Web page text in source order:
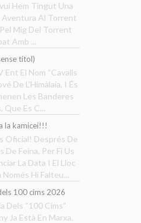
Hem Tingut Una
Aventura Al Torrent
Mig Del Torrent
Amb ...
títol)
Ent El Nom “Cavalls
De L’Himàlaia, I És
Les Banderes
Que Es C...
la kamicei!!!
Oficial! Després De
De Feina, Per Fi Us
La Data I El Lloc
Només Hi Falteu...
100 cims 2026
Dels “100 Cims”
Ja Està En Marxa.